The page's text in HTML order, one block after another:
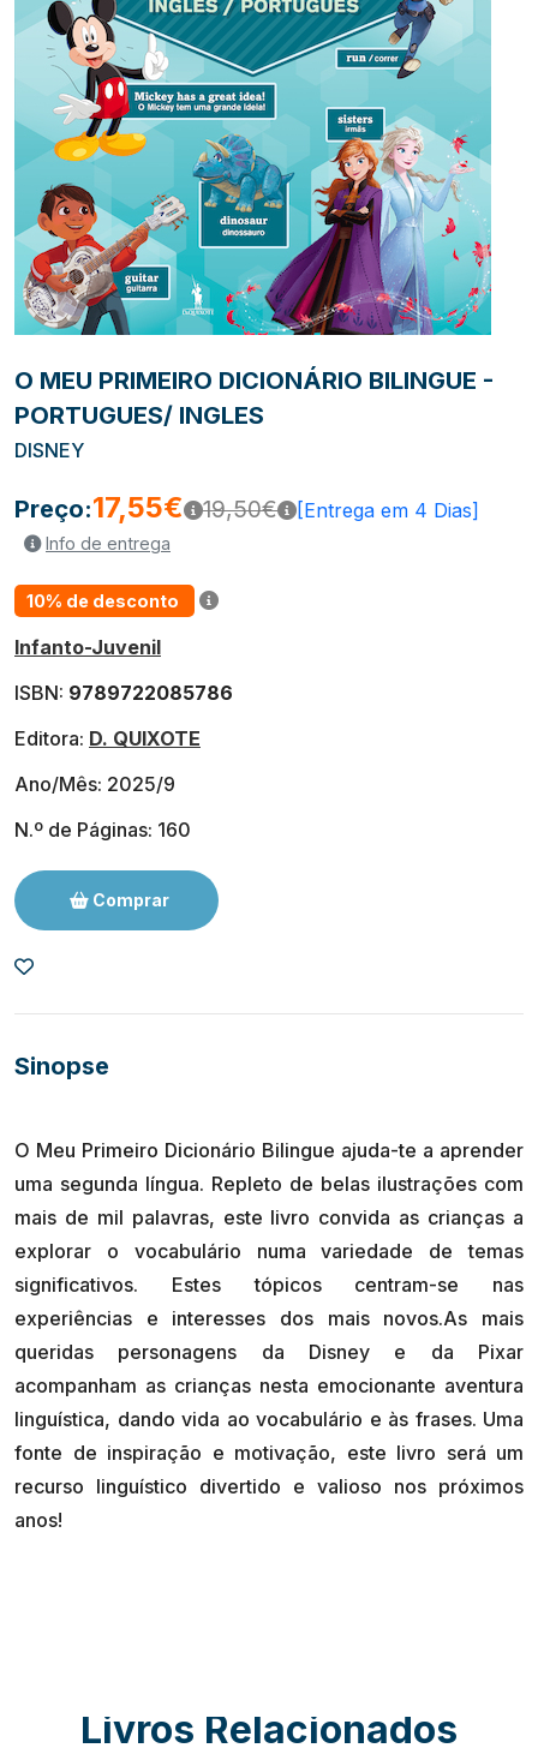
O MEU PRIMEIRO DICIONÁRIO BILINGUE -
PORTUGUES/ INGLES
DISNEY
Preço:17,55€ 19,50€ [Entrega em 4 Dias]
Info de entrega
10% de desconto
Infanto-Juvenil
ISBN: 9789722085786
Editora: D. QUIXOTE
Ano/Mês: 2025/9
N.º de Páginas: 160
Comprar
Sinopse
O Meu Primeiro Dicionário Bilingue ajuda-te a aprender
uma segunda língua. Repleto de belas ilustrações com
mais de mil palavras, este livro convida as crianças a
explorar o vocabulário numa variedade de temas
significativos. Estes tópicos centram-se nas
experiências e interesses dos mais novos.As mais
queridas personagens da Disney e da Pixar
acompanham as crianças nesta emocionante aventura
linguística, dando vida ao vocabulário e às frases. Uma
fonte de inspiração e motivação, este livro será um
recurso linguístico divertido e valioso nos próximos
Livros Relacionados